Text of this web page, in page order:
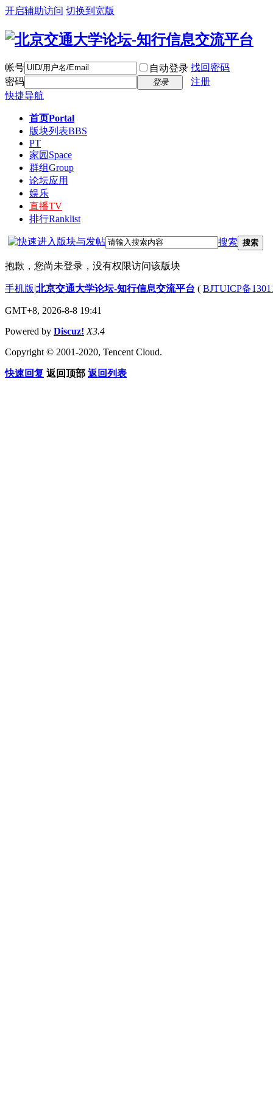
开启辅助访问 切换到宽版
帐号 自动登录 找回密码
密码
登录
注册
快捷导航
首页Portal
版块列表BBS
PT
家园 Space
群组Group
论坛应用
娱乐
直播TV
排行Ranklist
搜索 搜索
抱歉，您尚未登录，没有权限访问该版块
手机版|北京交通大学论坛-知行信息交流平台 ( BJTUICP备
GMT+8, 2026-8-8 19:41
Powered by Discuz! X3.4
Copyright © 2001-2020, Tencent Cloud.
快速回复 返回顶部 返回列表